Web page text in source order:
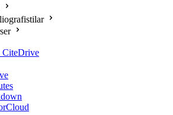
CiteDrive